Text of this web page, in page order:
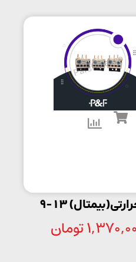
13-9
تومان